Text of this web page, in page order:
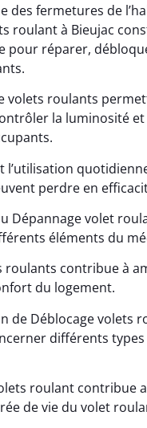
des fermetures de
roulant à Bieujac
pour réparer,
volets roulants
la luminosité
l’utilisation
perdre en
Dépannage volet
éléments du
roulants contribue à
du logement.
de Déblocage volets
différents
roulant contribue
de vie du volet